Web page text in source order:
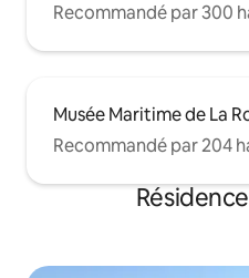
Recommandé par 300
Musée Maritime de La
Recommandé par 204